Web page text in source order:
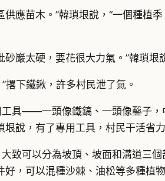
應苗木。”韓瑣垠說，“一個種植
巖太硬，要花很大力氣。”韓瑣
撂下鐵鍬，許多村民泄了氣。
具——一頭像鐵鎬、一頭像鑿子
說，有了專用工具，村民干活省
致可以分為坡頂、坡面和溝道三
，可以混種沙棘、油松等多種植